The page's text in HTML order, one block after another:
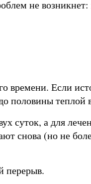
не
времени. Если
половины теплой
суток, а для
снова (но не
перерыв.